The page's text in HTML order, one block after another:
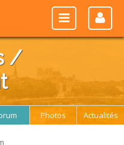
/
Photos Actualités